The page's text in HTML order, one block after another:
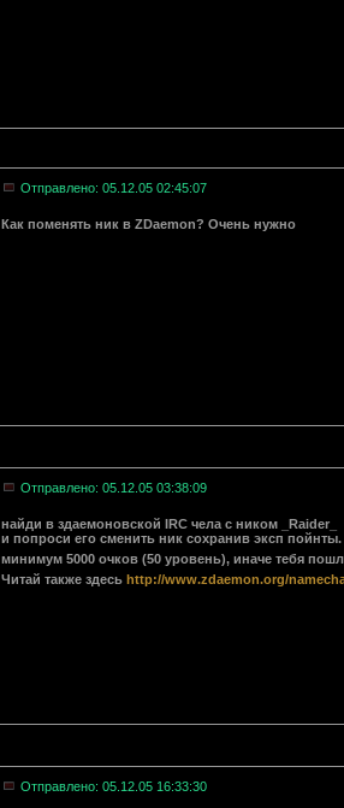
Отправлено: 05.12.05 02:45:07
Как поменять ник в ZDaemon? Очень нужно
Отправлено: 05.12.05 03:38:09
найди в здаемоновской IRC чела с ником _Raider_
и попроси его сменить ник сохранив эксп
минимум 5000 очков (50 уровень), иначе тебя
Читай также здесь http://www.zdaemon.org/
Отправлено: 05.12.05 16:33:30